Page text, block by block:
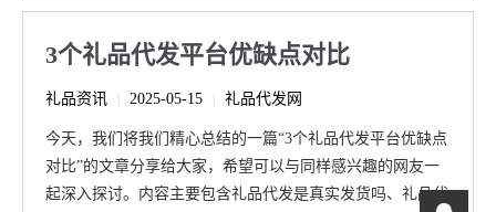
3个礼品代发平台优缺点对比
礼品资讯 2025-05-15 礼品代发网
今天，我们将我们精心总结的一篇“3个礼品代发平台优缺点
对比”的文章分享给大家，希望可以与同样感兴趣的网友一
起深入探讨。内容主要包含礼品代发是真实发货吗、礼品代